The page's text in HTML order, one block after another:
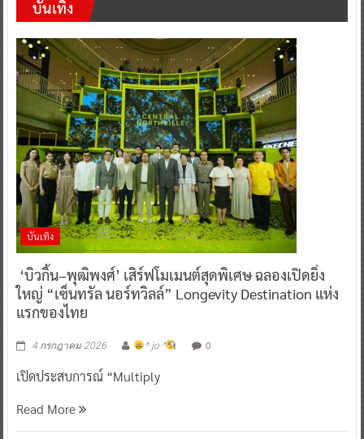
บันเทิง
บันเทิง
‘บิวกิ้น–พุฒิพงศ์’ เสิร์ฟโมเมนต์สุดพิเศษ ฉลองเปิดยิ่ง
ใหญ่ “เซ็นทรัล นอร์ทวิลล์” Longevity Destination แห่ง
แรกของไทย
4 กรกฎาคม 2026 ^ jo ^ 0
เปิดประสบการณ์ “Multiply
Read More